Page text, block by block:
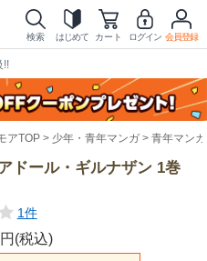
検索 はじめて カート ログイン 会員登録
!!
アTOP 少年・青年マンガ 青年マンガ
ドール・ギルナザン 1巻
1件
(税込)